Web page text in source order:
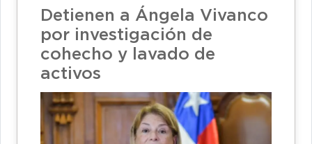
Detienen a Ángela Vivanco
por investigación de
cohecho y lavado de
activos